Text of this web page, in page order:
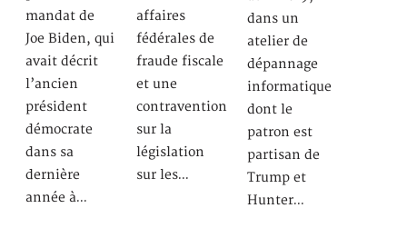
mandat de
Joe Biden, qui
avait décrit
l’ancien
président
démocrate
dans sa
dernière
année à…
affaires
fédérales de
fraude fiscale
et une
contravention
sur la
législation
sur les…
dans un
atelier de
dépannage
informatique
dont le
patron est
partisan de
Trump et
Hunter…